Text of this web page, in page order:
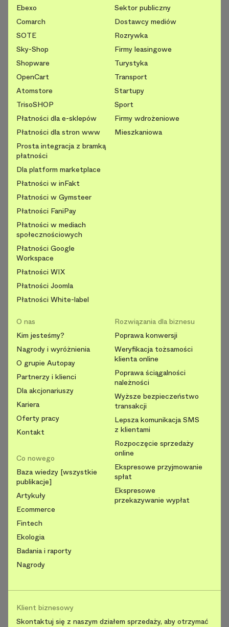
Ebexo
Comarch
SOTE
Sky-Shop
Shopware
OpenCart
Atomstore
TrisoSHOP
Płatności dla e-sklepów
Płatności dla stron www
Prosta integracja z bramką
płatności
Dla platform marketplace
Płatności w inFakt
Płatności w Gymsteer
Płatności FaniPay
Płatności w mediach
społecznościowych
Płatności Google
Workspace
Płatności WIX
Płatności Joomla
Płatności White-label
Sektor publiczny
Dostawcy mediów
Rozrywka
Firmy leasingowe
Turystyka
Transport
Startupy
Sport
Firmy wdrożeniowe
Mieszkaniowa
O nas
Kim jesteśmy?
Nagrody i wyróżnienia
O grupie Autopay
Partnerzy i klienci
Dla akcjonariuszy
Kariera
Oferty pracy
Kontakt
Co nowego
Baza wiedzy [wszystkie
publikacje]
Artykuły
Ecommerce
Fintech
Ekologia
Badania i raporty
Nagrody
Rozwiązania dla biznesu
Poprawa konwersji
Weryfikacja tożsamości
klienta online
Poprawa ściągalności
należności
Wyższe bezpieczeństwo
transakcji
Lepsza komunikacja SMS
z klientami
Rozpoczęcie sprzedaży
online
Ekspresowe przyjmowanie
spłat
Ekspresowe
przekazywanie wypłat
Klient biznesowy
Skontaktuj się z naszym działem sprzedaży, aby otrzymać